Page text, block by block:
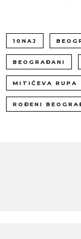
10NAJ
BEOGRAĐANI
MITIĆEVA RUPA
ROĐENI